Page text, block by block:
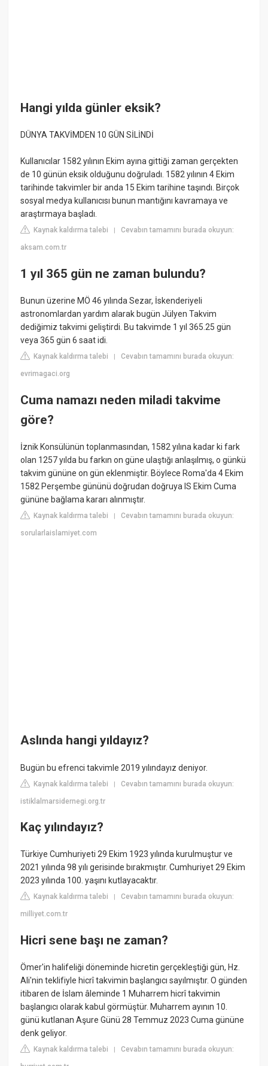
Hangi yılda günler eksik?
DÜNYA TAKVİMDEN 10 GÜN SİLİNDİ
Kullanıcılar 1582 yılının Ekim ayına gittiği zaman gerçekten
de 10 günün eksik olduğunu doğruladı. 1582 yılının 4 Ekim
tarihinde takvimler bir anda 15 Ekim tarihine taşındı. Birçok
sosyal medya kullanıcısı bunun mantığını kavramaya ve
araştırmaya başladı.
Kaynak kaldırma talebi |Cevabın tamamını burada okuyun:
aksam.com.tr
1 yıl 365 gün ne zaman bulundu?
Bunun üzerine MÖ 46 yılında Sezar, İskenderiyeli
astronomlardan yardım alarak bugün Jülyen Takvim
dediğimiz takvimi geliştirdi. Bu takvimde 1 yıl 365.25 gün
veya 365 gün 6 saat idi.
Kaynak kaldırma talebi |Cevabın tamamını burada okuyun:
evrimagaci.org
Cuma namazı neden miladi takvime
göre?
İznik Konsülünün toplanmasından, 1582 yılına kadar ki fark
olan 1257 yılda bu farkın on güne ulaştığı anlaşılmış, o günkü
takvim gününe on gün eklenmiştir. Böylece Roma'da 4 Ekim
1582 Perşembe gününü doğrudan doğruya IS Ekim Cuma
gününe bağlama kararı alınmıştır.
Kaynak kaldırma talebi |Cevabın tamamını burada okuyun:
sorularlaislamiyet.com
Aslında hangi yıldayız?
Bugün bu efrenci takvimle 2019 yılındayız deniyor.
Kaynak kaldırma talebi |Cevabın tamamını burada okuyun:
istiklalmarsidernegi.org.tr
Kaç yılındayız?
Türkiye Cumhuriyeti 29 Ekim 1923 yılında kurulmuştur ve
2021 yılında 98 yılı gerisinde bırakmıştır. Cumhuriyet 29 Ekim
2023 yılında 100. yaşını kutlayacaktır.
Kaynak kaldırma talebi |Cevabın tamamını burada okuyun:
milliyet.com.tr
Hicri sene başı ne zaman?
Ömer'in halifeliği döneminde hicretin gerçekleştiği gün, Hz.
Ali'nin teklifiyle hicrî takvimin başlangıcı sayılmıştır. O günden
itibaren de İslam âleminde 1 Muharrem hicrî takvimin
başlangıcı olarak kabul görmüştür. Muharrem ayının 10.
günü kutlanan Aşure Günü 28 Temmuz 2023 Cuma gününe
denk geliyor.
Kaynak kaldırma talebi |Cevabın tamamını burada okuyun: